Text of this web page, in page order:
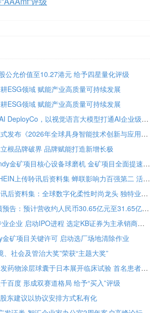
公允价值至10.27港元 给予四星量化评级
ESG领域 赋能产业高质量可持续发展
ESG领域 赋能产业高质量可持续发展
极视角：对标Open AI DeployCo，以视觉语言大模型打通AI企业级落地“最后一公里”
腾讯云联合沙利文正式发布《2026年全球具身智能技术创新与应用白皮书》
根品牌破界 品牌赋能打造新增长极
罕王黄金选定Mt Bundy金矿项目核心设备球磨机 金矿项目全面提速
时尚生活方式巨头SHEIN上传聆讯后资料集 蝉联影响力百强第二 活跃顾客达2.73亿
希音向联交所上传聆讯后资料集：全球数字化柔性时尚龙头 独特业务模式构筑坚固护城河
澳优2026半年度业绩预告：预计营收约人民币30.65亿元至31.65亿元 核心业务基础保持稳定
Tesollo，机器人手专业企业 启动IPO进程 选定KB证券为主承销商
矿项目关键许可 启动选厂场地清除作业
、社会及管治大奖”荣获“主题大奖”
业聚医疗旗下自主研发药物涂层球囊于日本展开临床试验 首名患者已入组
百度 形成双赛道格局 给予“买入”评级
东建议以协议安排方式私有化